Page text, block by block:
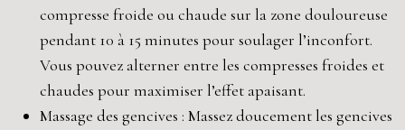
compresse froide ou chaude sur la zone douloureuse
pendant 10 à 15 minutes pour soulager l’inconfort.
Vous pouvez alterner entre les compresses froides et
chaudes pour maximiser l’effet apaisant.
Massage des gencives : Massez doucement les gencives